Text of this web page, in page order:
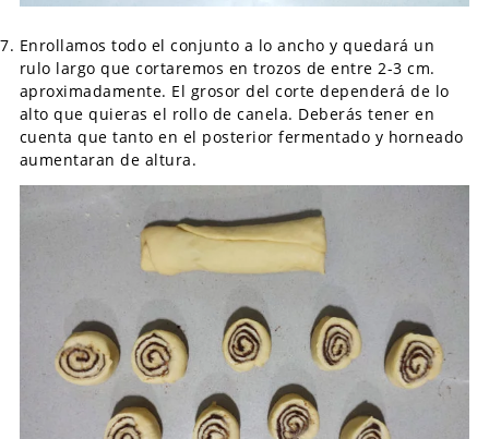
Enrollamos todo el conjunto a lo ancho y quedará un
rulo largo que cortaremos en trozos de entre 2-3 cm.
aproximadamente. El grosor del corte dependerá de lo
alto que quieras el rollo de canela. Deberás tener en
cuenta que tanto en el posterior fermentado y horneado
aumentaran de altura.